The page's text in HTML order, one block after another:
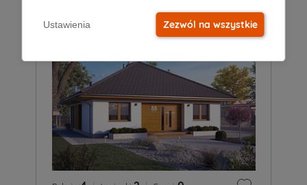
Ustawienia Zezwól na wszystkie